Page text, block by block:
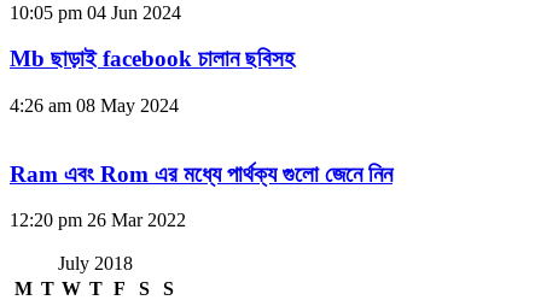
10:05 pm 04 Jun 2024
Mb ছাড়াই facebook চালান ছবিসহ
4:26 am 08 May 2024
Ram এবং Rom এর মধ্যে পার্থক্য গুলো জেনে নিন
12:20 pm 26 Mar 2022
July 2018
M T W T F S
S